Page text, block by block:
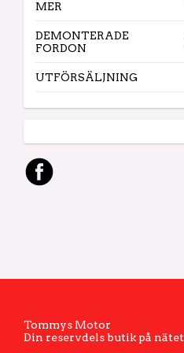
MER
DEMONTERADE
FORDON
UTFÖRSÄLJNING
Tommys Motor
Din reservdels butik på nätet